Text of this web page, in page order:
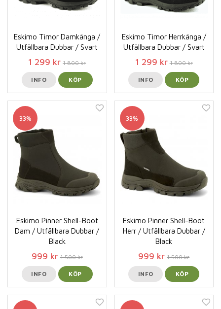
Eskimo Timor Damkänga /
Utfällbara Dubbar / Svart
1 299 kr 1 800 kr
INFO KÖP
Eskimo Timor Herrkänga /
Utfällbara Dubbar / Svart
1 299 kr 1 800 kr
INFO KÖP
33%
Eskimo Pinner Shell-Boot
Dam / Utfällbara Dubbar /
Black
999 kr 1 500 kr
INFO KÖP
33%
Eskimo Pinner Shell-Boot
Herr / Utfällbara Dubbar /
Black
999 kr 1 500 kr
INFO KÖP